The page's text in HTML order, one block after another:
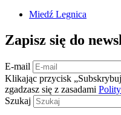
Miedź Legnica
Zapisz się do
E-mail
Klikając przycisk
zgadzasz się z zasadami
Szukaj